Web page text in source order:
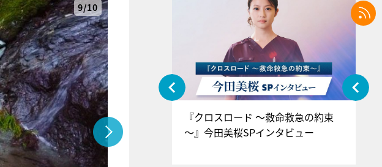
9/10
『アイ＝ラブ！げーみんぐ』＝LOV
E齋藤樹愛羅＆佐々木舞香SPインタ
ビュー
『クロスロード ～救命救急の約束
～』今田美桜SPインタビュー